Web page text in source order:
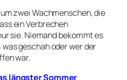
zwei Wachmenschen, die
ein Verbrechen
sie. Niemand bekommt es
geschah oder wer der
war.
längster Sommer